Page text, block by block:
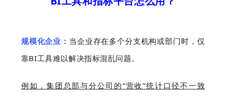
规模化企业： 当企业存在多个分支机构或部门时，仅
靠BI工具难以解决指标混乱问题。
例如，集团总部与分公司的“营收”统计口径不一致